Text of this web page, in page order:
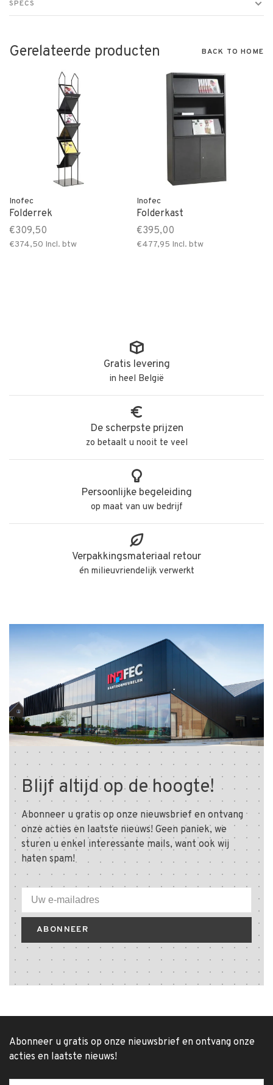
SPECS
Gerelateerde producten BACK TO HOME
Inofec
Folderrek
€309,50
€374,50 Incl. btw
Inofec
Folderkast
€395,00
€477,95 Incl. btw
Gratis levering
in heel België
De scherpste prijzen
zo betaalt u nooit te veel
Persoonlijke begeleiding
op maat van uw bedrijf
Verpakkingsmateriaal retour
én milieuvriendelijk verwerkt
Blijf altijd op de hoogte!
Abonneer u gratis op onze nieuwsbrief en ontvang
onze acties en laatste nieuws! Geen paniek, we
sturen u enkel interessante mails, want ook wij
haten spam!
ABONNEER
Abonneer u gratis op onze nieuwsbrief en ontvang onze
acties en laatste nieuws!